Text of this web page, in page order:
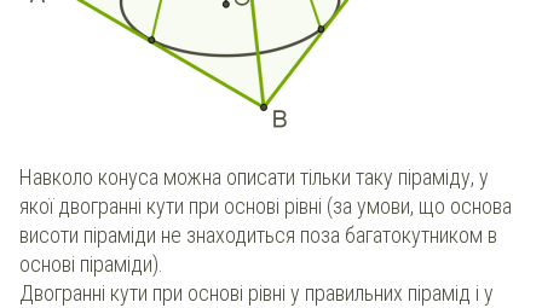
Навколо конуса можна описати тільки таку піраміду, у
якої двогранні кути при основі рівні (за умови, що основа
висоти піраміди не знаходиться поза багатокутником в
основі піраміди).
Двогранні кути при основі рівні у правильних пірамід і у